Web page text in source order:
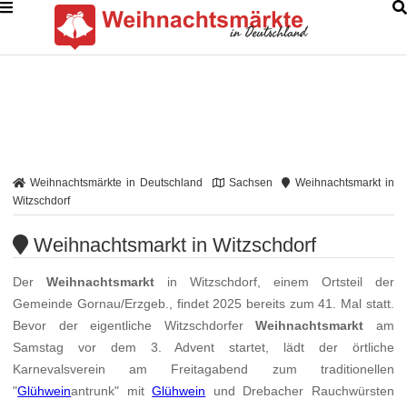
Weihnachtsmärkte in Deutschland Sachsen
Weihnachtsmarkt in
Witzschdorf
Weihnachtsmarkt in Witzschdorf
DerWeihnachtsmarkt in Witzschdorf, einem Ortsteil der
Gemeinde Gornau/Erzgeb., findet 2025 bereits zum 41. Mal statt.
Bevor der eigentliche WitzschdorferWeihnachtsmarkt am
Samstag vor dem 3. Advent startet, lädt der örtliche
Karnevalsverein am Freitagabend zum traditionellen
"Glühweinantrunk" mitGlühwein und Drebacher Rauchwürsten